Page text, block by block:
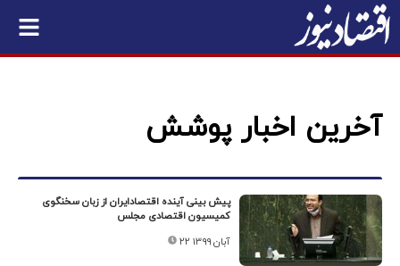
آخرین اخبار پوشش
پیش بینی آینده اقتصادایران از زبان سخنگوی
کمیسیون اقتصادی مجلس
۲۲ آبان ۱۳۹۹